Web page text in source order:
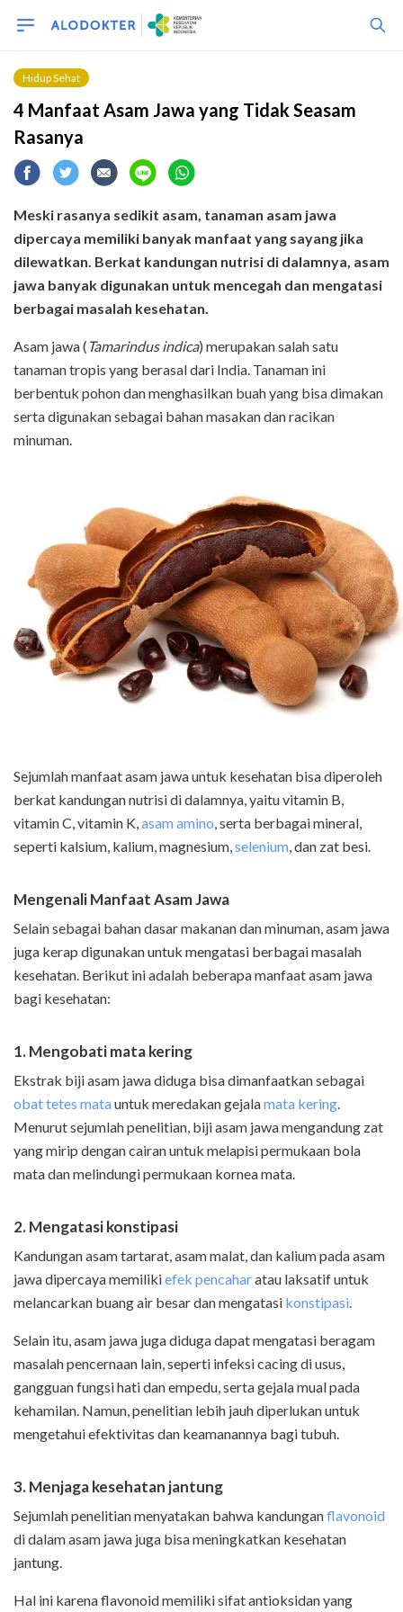
Hidup Sehat
4 Manfaat Asam Jawa yang Tidak Seasam
Rasanya
Meski rasanya sedikit asam, tanaman asam jawa
dipercaya memiliki banyak manfaat yang sayang jika
dilewatkan. Berkat kandungan nutrisi di dalamnya, asam
jawa banyak digunakan untuk mencegah dan mengatasi
berbagai masalah kesehatan.
Asam jawa ( Tamarindus indica) merupakan salah satu
tanaman tropis yang berasal dari India. Tanaman ini
berbentuk pohon dan menghasilkan buah yang bisa dimakan
serta digunakan sebagai bahan masakan dan racikan
minuman.
Sejumlah manfaat asam jawa untuk kesehatan bisa diperoleh
berkat kandungan nutrisi di dalamnya, yaitu vitamin B,
vitamin C, vitamin K,asam amino, serta berbagai mineral,
seperti kalsium, kalium, magnesium,selenium, dan zat besi.
Mengenali Manfaat Asam Jawa
Selain sebagai bahan dasar makanan dan minuman, asam jawa
juga kerap digunakan untuk mengatasi berbagai masalah
kesehatan. Berikut ini adalah beberapa manfaat asam jawa
bagi kesehatan:
1. Mengobati mata kering
Ekstrak biji asam jawa diduga bisa dimanfaatkan sebagai
obat tetes matauntuk meredakan gejalamata kering.
Menurut sejumlah penelitian, biji asam jawa mengandung zat
yang mirip dengan cairan untuk melapisi permukaan bola
mata dan melindungi permukaan kornea mata.
2. Mengatasi konstipasi
Kandungan asam tartarat, asam malat, dan kalium pada asam
jawa dipercaya memilikiefek pencaharatau laksatif untuk
melancarkan buang air besar dan mengatasi konstipasi.
Selain itu, asam jawa juga diduga dapat mengatasi beragam
masalah pencernaan lain, seperti infeksi cacing di usus,
gangguan fungsi hati dan empedu, serta gejala mual pada
kehamilan. Namun, penelitian lebih jauh diperlukan untuk
mengetahui efektivitas dan keamanannya bagi tubuh.
3. Menjaga kesehatan jantung
Sejumlah penelitian menyatakan bahwa kandunganflavonoid
di dalam asam jawa juga bisa meningkatkan kesehatan
jantung.
Hal ini karena flavonoid memiliki sifat antioksidan yang